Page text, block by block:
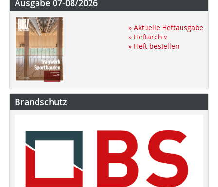
Ausgabe 07-08/2026
» Aktuelle Heftausgabe
» Heftarchiv
» Heft bestellen
Brandschutz